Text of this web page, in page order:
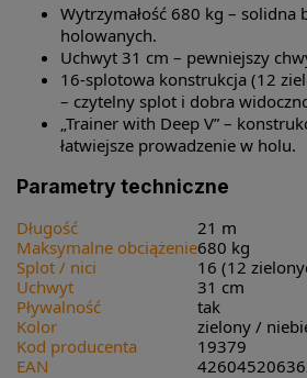
Wytrzymałość 680 kg – solidna
holowanych.
Uchwyt 31 cm – pewniejszy
16-splotowa konstrukcja (12
– czytelny splot i dobra
„Trainer with Deep V” –
łatwiejsze prowadzenie w holu.
Parametry techniczne
Długość
21 m
Maksymalne obciążenie680 kg
Splot / nici
16 (12
Uchwyt
31 cm
Pływalność
tak
Kolor
zielony /
Kod producenta
19379
EAN